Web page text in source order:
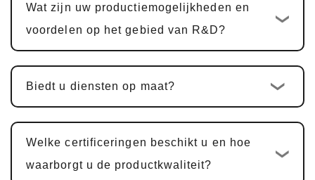
doorgaans hetzelfde25-30 dagen.
Voorbeeldbevestiging en wijzigingen:
Wij bieden monsters ter bevestiging van de
Wat zijn uw productiemogelijkheden en
voordelen op het gebied van R&D?
Biedt u diensten op maat?
Welke certificeringen beschikt u en hoe
waarborgt u de productkwaliteit?